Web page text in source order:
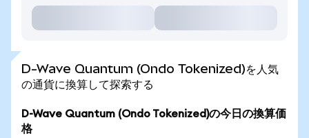
D-Wave Quantum (Ondo Tokenized)を人気
の通貨に換算して探索する
D-Wave Quantum (Ondo Tokenized)の今日の換算価
格